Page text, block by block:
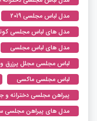
مدل لباس مجلسی 2019
مدل های لباس مجلسی کوتاه
مدل های لباس مجلسی
لباس مجلسی مجلل پرزرق
لباس مجلسی ماکسی
پیراهن مجلسی دخترانه و جدید
مدل های پیراهن مجلسی